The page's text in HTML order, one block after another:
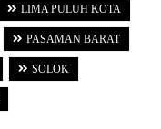
LIMA PULUH KOTA
PASAMAN BARAT
SOLOK